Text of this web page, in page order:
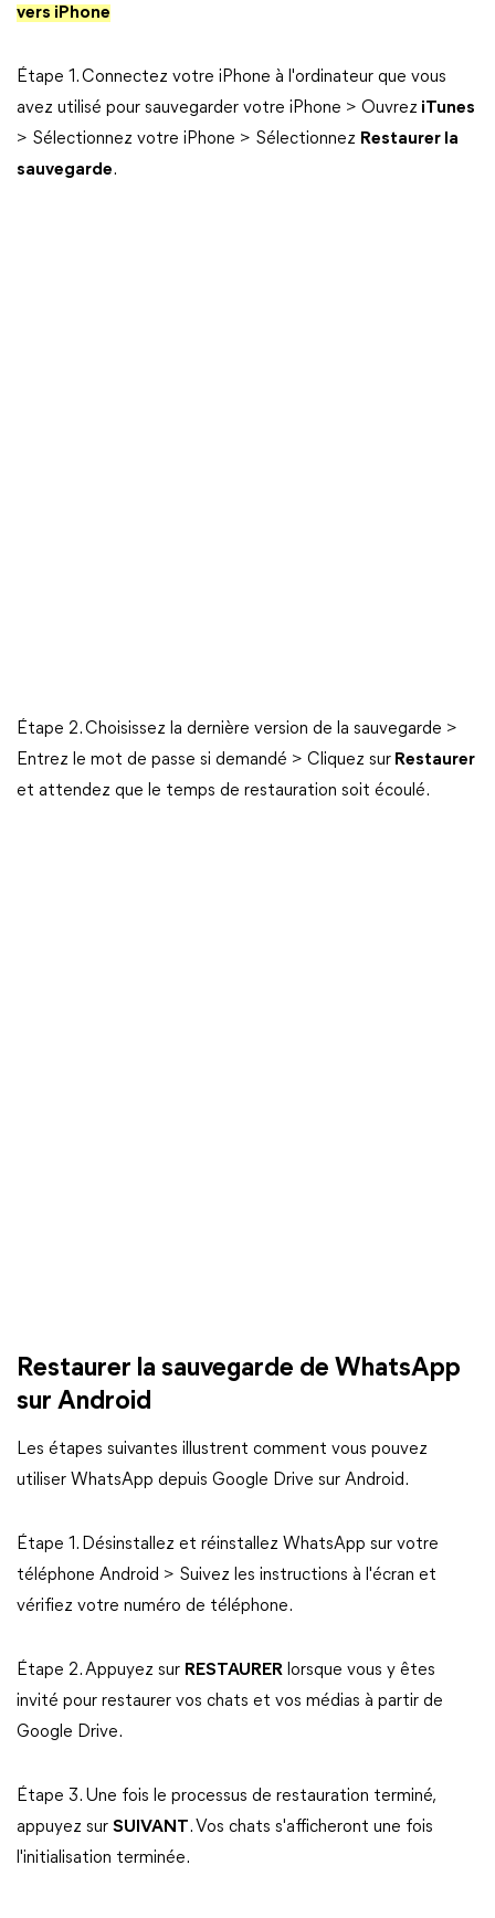
vers iPhone
Étape 1. Connectez votre iPhone à l'ordinateur que vous
avez utilisé pour sauvegarder votre iPhone > Ouvrez iTunes
> Sélectionnez votre iPhone > Sélectionnez Restaurer la
sauvegarde.
Étape 2. Choisissez la dernière version de la sauvegarde >
Entrez le mot de passe si demandé > Cliquez sur Restaurer
et attendez que le temps de restauration soit écoulé.
Restaurer la sauvegarde de WhatsApp
sur Android
Les étapes suivantes illustrent comment vous pouvez
utiliser WhatsApp depuis Google Drive sur Android.
Étape 1. Désinstallez et réinstallez WhatsApp sur votre
téléphone Android > Suivez les instructions à l'écran et
vérifiez votre numéro de téléphone.
Étape 2. Appuyez sur RESTAURER lorsque vous y êtes
invité pour restaurer vos chats et vos médias à partir de
Google Drive.
Étape 3. Une fois le processus de restauration terminé,
appuyez sur SUIVANT. Vos chats s'afficheront une fois
l'initialisation terminée.